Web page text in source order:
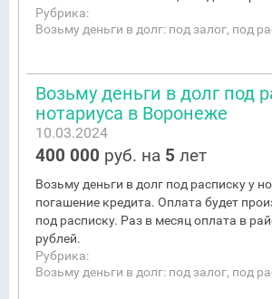
Рубрика:
Возьму деньги в долг: под залог, под
Возьму деньги в долг под
нотариуса в Воронеже
10.03.2024
400 000 руб. на 5 лет
Возьму деньги в долг под расписку у
погашение кредита. Оплата будет
под расписку. Раз в месяц оплата в
рублей.
Рубрика:
Возьму деньги в долг: под залог, под